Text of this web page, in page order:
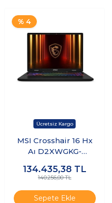
% 4
MSI Crosshair 16 Hx
Aı D2XWGKG-
275HX 16GB Ram 1tb
SSD 8gb RTX5070
Windows 11 Pro K10
134.435,38 TL
140.256,00 TL
Sepete Ekle